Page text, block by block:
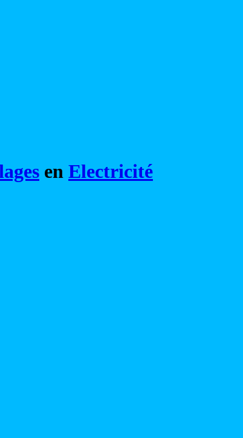
en Electricité